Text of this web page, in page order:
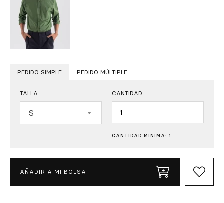
PEDIDO SIMPLE PEDIDO MÚLTIPLE
TALLA
S
CANTIDAD
CANTIDAD MÍNIMA: 1
AÑADIR A MI BOLSA